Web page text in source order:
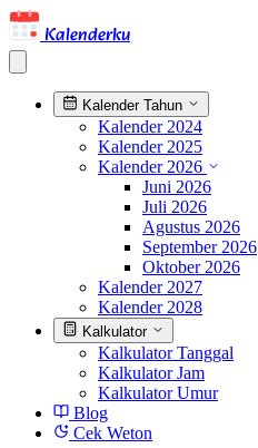
Kalenderku
Kalender Tahun
Kalender 2024
Kalender 2025
Kalender 2026
Juni 2026
Juli 2026
Agustus 2026
September 2026
Oktober 2026
Kalender 2027
Kalender 2028
Kalkulator
Kalkulator Tanggal
Kalkulator Jam
Kalkulator Umur
Blog
Cek Weton